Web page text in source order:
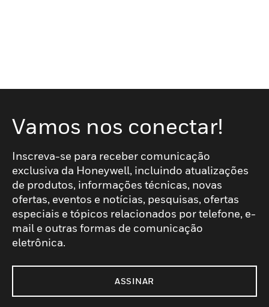
Vamos nos conectar!
Inscreva-se para receber comunicação
exclusiva da Honeywell, incluindo atualizações
de produtos, informações técnicas, novas
ofertas, eventos e notícias, pesquisas, ofertas
especiais e tópicos relacionados por telefone, e-
mail e outras formas de comunicação
eletrônica.
ASSINAR